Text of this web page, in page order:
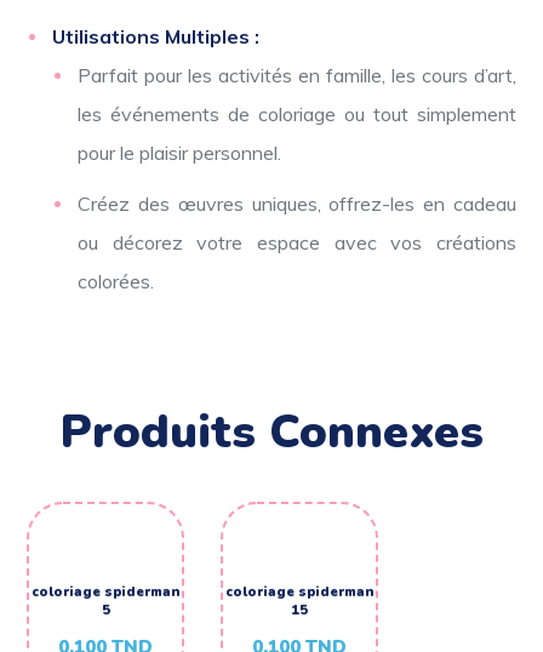
Utilisations Multiples :
Parfait pour les activités en famille, les cours d’art,
les événements de coloriage ou tout simplement
pour le plaisir personnel.
Créez des œuvres uniques, offrez-les en cadeau
ou décorez votre espace avec vos créations
colorées.
Produits Connexes
coloriage spiderman
5
0,100TND
coloriage spiderman
15
0,100TND